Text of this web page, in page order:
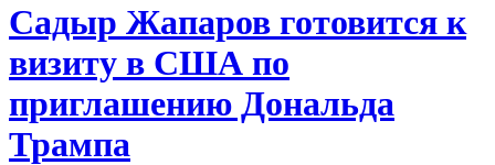
Садыр Жапаров готовится к
визиту в США по
приглашению Дональда
Трампа